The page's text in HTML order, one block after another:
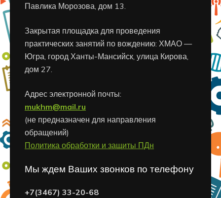
Павлика Морозова, дом 13.
Закрытая площадка для проведения
практических занятий по вождению: ХМАО —
Югра, город Ханты-Мансийск, улица Кирова,
дом 27.
Адрес электронной почты:
mukhm@mail.ru
(не предназначен для направления
обращений)
Политика обработки и защиты ПДн
Мы ждем Ваших звонков по телефону
+7(3467) 33-20-68